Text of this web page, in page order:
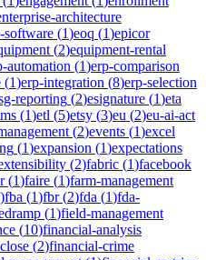
architecture
software (1)eoq (1)epicor
(2)equipment-rental
automation (1)erp-comparison
(1)erp-integration (8)erp-selection
reporting (2)esignature (1)eta
(1)etl (5)etsy (3)eu (2)eu-ai-act
(2)events (1)excel
(1)expansion (1)expectations
(2)fabric (1)facebook
(1)faire (1)farm-management
)fba (1)fbr(2)fda (1)fda-
(1)field-management
(10)financial-analysis
(2)financial-crime